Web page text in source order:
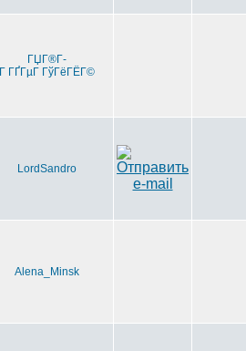
ГЏГ®Г­
Г ГҐГµГ ГўГёГЁГ©
LordSandro
Alena_Minsk